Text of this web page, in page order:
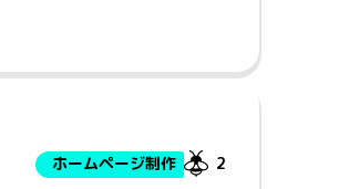
ホームページ制作 2